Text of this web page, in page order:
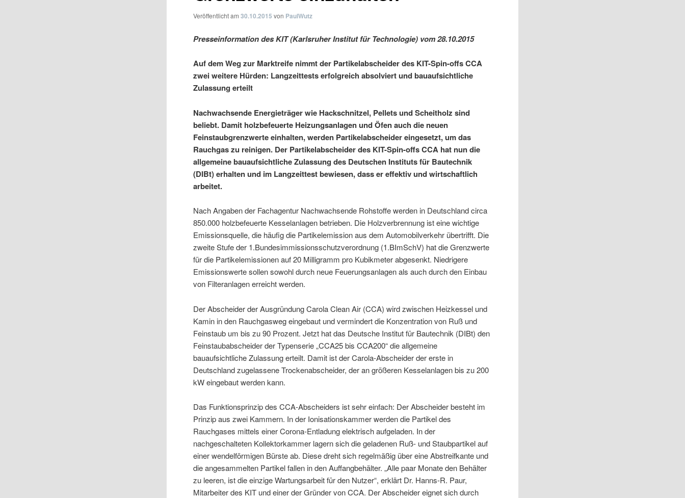
Veröffentlicht am30.10.2015 von PaulWutz
Presseinformation des KIT (Karlsruher Institut für Technologie) vom 28.10.2015
Auf dem Weg zur Marktreife nimmt der Partikelabscheider des KIT-Spin-offs CCA
zwei weitere Hürden: Langzeittests erfolgreich absolviert und bauaufsichtliche
Zulassung erteilt
Nachwachsende Energieträger wie Hackschnitzel, Pellets und Scheitholz sind
beliebt. Damit holzbefeuerte Heizungsanlagen und Öfen auch die neuen
Feinstaubgrenzwerte einhalten, werden Partikelabscheider eingesetzt, um das
Rauchgas zu reinigen. Der Partikelabscheider des KIT-Spin-offs CCA hat nun die
allgemeine bauaufsichtliche Zulassung des Deutschen Instituts für Bautechnik
(DIBt) erhalten und im Langzeittest bewiesen, dass er effektiv und wirtschaftlich
arbeitet.
Nach Angaben der Fachagentur Nachwachsende Rohstoffe werden in Deutschland circa
850.000 holzbefeuerte Kesselanlagen betrieben. Die Holzverbrennung ist eine wichtige
Emissionsquelle, die häufig die Partikelemission aus dem Automobilverkehr übertrifft. Die
zweite Stufe der 1.Bundesimmissionsschutzverordnung (1.BImSchV) hat die Grenzwerte
für die Partikelemissionen auf 20 Milligramm pro Kubikmeter abgesenkt. Niedrigere
Emissionswerte sollen sowohl durch neue Feuerungsanlagen als auch durch den Einbau
von Filteranlagen erreicht werden.
Der Abscheider der Ausgründung Carola Clean Air (CCA) wird zwischen Heizkessel und
Kamin in den Rauchgasweg eingebaut und vermindert die Konzentration von Ruß und
Feinstaub um bis zu 90 Prozent. Jetzt hat das Deutsche Institut für Bautechnik (DIBt) den
Feinstaubabscheider der Typenserie „CCA25 bis CCA200“ die allgemeine
bauaufsichtliche Zulassung erteilt. Damit ist der Carola-Abscheider der erste in
Deutschland zugelassene Trockenabscheider, der an größeren Kesselanlagen bis zu 200
kW eingebaut werden kann.
Das Funktionsprinzip des CCA-Abscheiders ist sehr einfach: Der Abscheider besteht im
Prinzip aus zwei Kammern. In der Ionisationskammer werden die Partikel des
Rauchgases mittels einer Corona-Entladung elektrisch aufgeladen. In der
nachgeschalteten Kollektorkammer lagern sich die geladenen Ruß- und Staubpartikel auf
einer wendelförmigen Bürste ab. Diese dreht sich regelmäßig über eine Abstreifkante und
die angesammelten Partikel fallen in den Auffangbehälter. „Alle paar Monate den Behälter
zu leeren, ist die einzige Wartungsarbeit für den Nutzer“, erklärt Dr. Hanns-R. Paur,
Mitarbeiter des KIT und einer der Gründer von CCA. Der Abscheider eignet sich durch